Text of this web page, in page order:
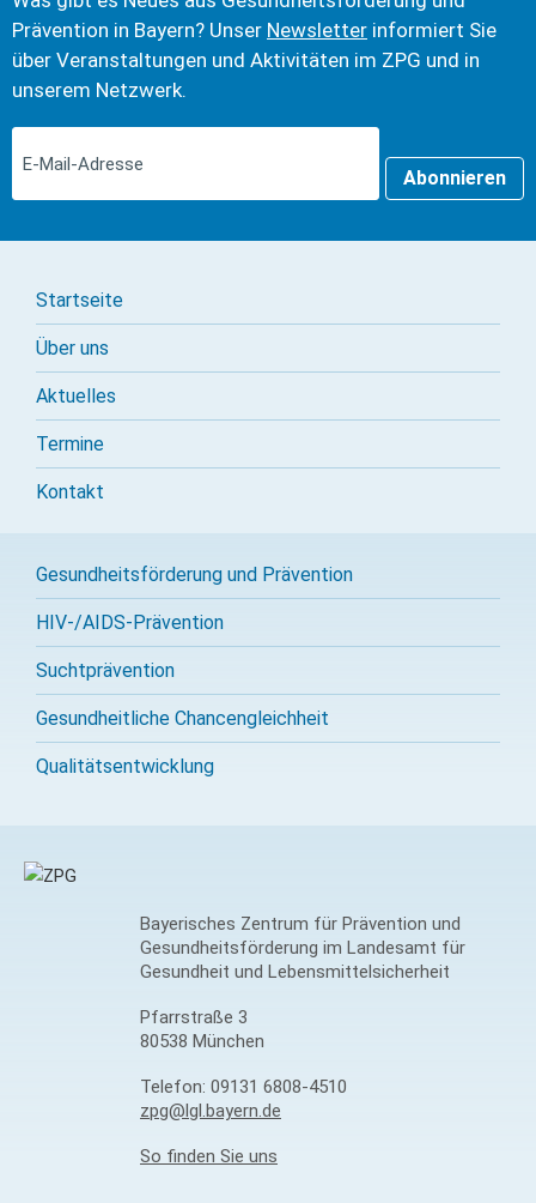
Prävention in Bayern? Unser Newsletter informiert Sie
über Veranstaltungen und Aktivitäten im ZPG und in
unserem Netzwerk.
Abonnieren
Startseite
Über uns
Aktuelles
Termine
Kontakt
Gesundheitsförderung und Prävention
HIV-/AIDS-Prävention
Sucht­prävention
Gesundheitliche Chancengleichheit
Qualitäts­entwicklung
Bayerisches Zentrum für Prävention und
Gesundheitsförderung im Landesamt für
Gesundheit und Lebensmittelsicherheit
Pfarrstraße 3
80538 München
Telefon: 09131 6808-4510
zpg@lgl.bayern.de
So finden Sie uns